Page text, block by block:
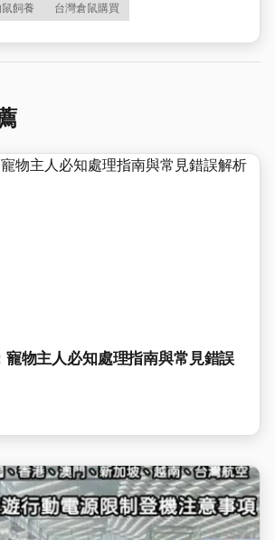
飼養 台灣倉鼠購買
寵物主人必知處理指南與常見錯誤